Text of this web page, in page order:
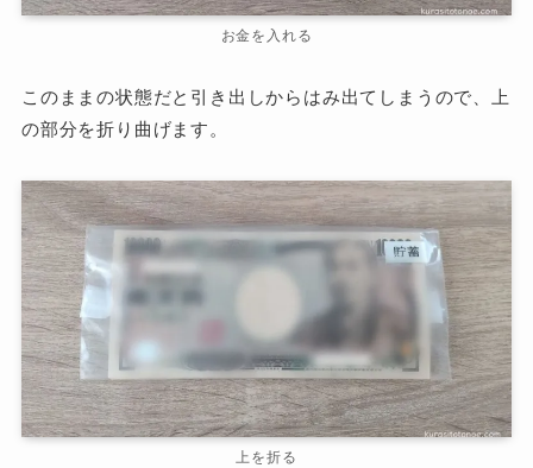
お金を入れる
このままの状態だと引き出しからはみ出てしまうので、上
の部分を折り曲げます。
上を折る